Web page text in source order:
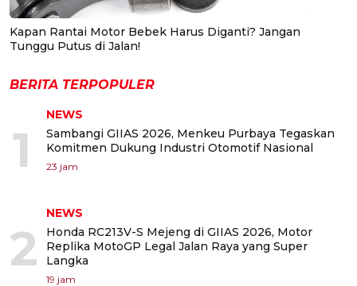
Kapan Rantai Motor Bebek Harus Diganti? Jangan
Tunggu Putus di Jalan!
BERITA TERPOPULER
1
NEWS
Sambangi GIIAS 2026, Menkeu Purbaya Tegaskan
Komitmen Dukung Industri Otomotif Nasional
23 jam
2
NEWS
Honda RC213V-S Mejeng di GIIAS 2026, Motor
Replika MotoGP Legal Jalan Raya yang Super
Langka
19 jam